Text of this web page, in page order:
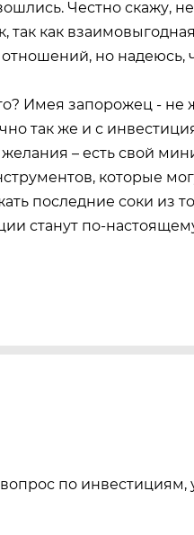
Честно скажу,
так как
но надеюсь,
Имея запорожец - не
так же и с
желания – есть свой
которые
последние соки из
станут по-
по инвестициям,